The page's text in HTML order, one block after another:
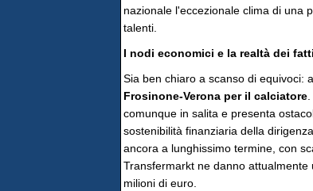
nazionale l'eccezionale clima di una
talenti.
I nodi economici e la realtà dei fatti
Sia ben chiaro a scanso di equivoci:
Frosinone-Verona per il calciatore
comunque in salita e presenta
sostenibilità finanziaria della
ancora a lunghissimo termine, con
Transfermarkt ne danno
milioni di euro.